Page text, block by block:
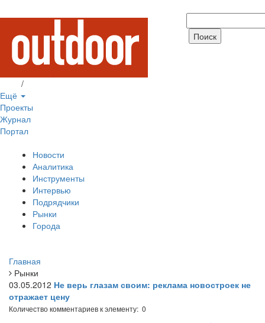
/
Ещё
Проекты
Журнал
Портал
Новости
Аналитика
Инструменты
Интервью
Подрядчики
Рынки
Города
Главная
Рынки
03.05.2012 Не верь глазам своим: реклама новостроек не
отражает цену
Количество комментариев к элементу: 0